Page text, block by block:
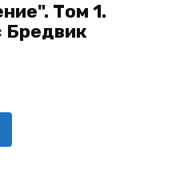
Том 1.
Бредвик